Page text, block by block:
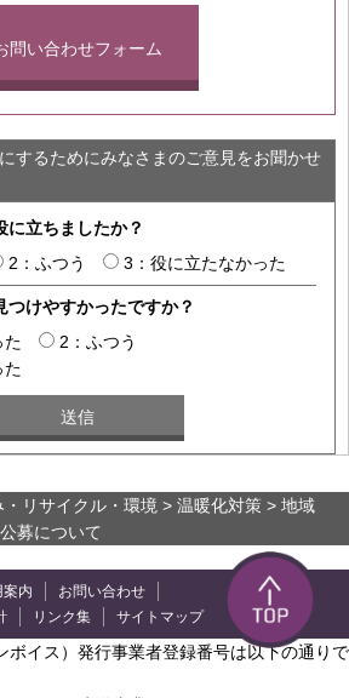
問い合わせフォーム
するためにみなさまのご意見をお聞かせ
に立ちましたか？
2：ふつう 3：役に立たなかった
つけやすかったですか？
た
2：ふつう
た
・リサイクル・環境 > 温暖化対策 > 地域
募について
内
お問い合わせ
リンク集 サイトマップ
ボイス）発行事業者登録番号は以下の通りで